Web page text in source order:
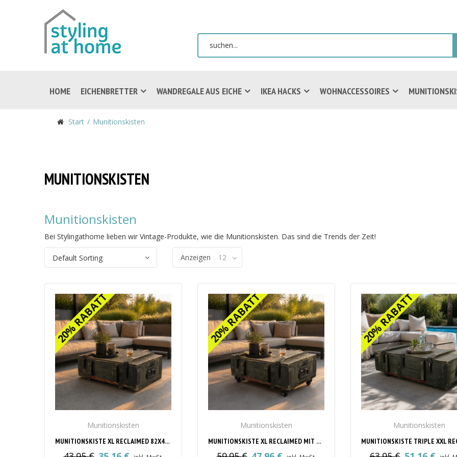
HOME EICHENBRETTER WANDREGALE AUS EICHE IKEA HACKS WOHNACCESSOIRES
Start Munitionskisten
MUNITIONSKISTEN
Munitionskisten
Bei Stylingathome lieben wir Vintage-Produkte, wie die Munitionskisten. Das sind die Trends der Zeit!
Anzeigen 12
20% RABATT
20% RABATT
Munitionskisten
MUNITIONSKISTE XL RECLAIMED 82X42X27CM
20% RABATT
20% RABATT
Munitionskisten
MUNITIONSKISTE XL RECLAIMED MIT ROLLEN
20% RABATT
20% RABATT
Munitionskisten